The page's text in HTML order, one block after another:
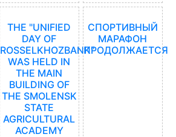
THE "UNIFIED
DAY OF
ROSSELKHOZBANK"
WAS HELD IN
THE MAIN
BUILDING OF
THE SMOLENSK
STATE
AGRICULTURAL
ACADEMY
СПОРТИВНЫЙ
МАРАФОН
ПРОДОЛЖАЕТСЯ